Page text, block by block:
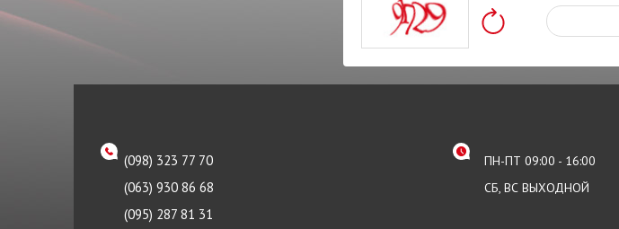
(098) 323 77 70
(063) 930 86 68
(095) 287 81 31
ПН-ПТ 09:00 - 16:00
СБ, ВС ВЫХОДНОЙ